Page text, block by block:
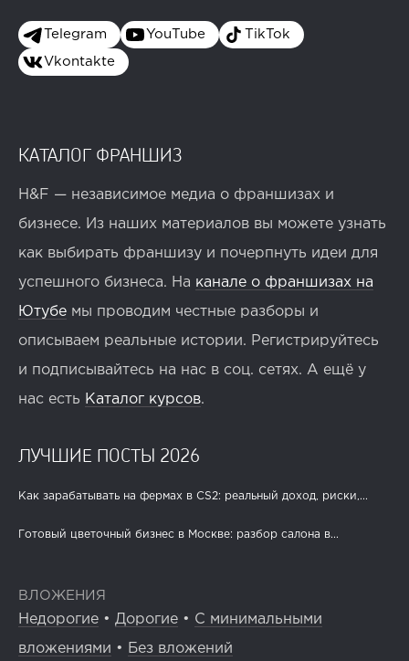
Telegram YouTube TikTok
Vkontakte
КАТАЛОГ ФРАНШИЗ
H&F — независимое медиа о франшизах и
бизнесе. Из наших материалов вы можете узнать
как выбирать франшизу и почерпнуть идеи для
успешного бизнеса. На канале о франшизах на
Ютубе мы проводим честные разборы и
описываем реальные истории. Регистрируйтесь
и подписывайтесь на нас в соц. сетях. А ещё у
нас есть Каталог курсов.
ЛУЧШИЕ ПОСТЫ 2026
Как зарабатывать на фермах в CS2: реальный доход, риски,...
Готовый цветочный бизнес в Москве: разбор салона в...
ВЛОЖЕНИЯ
Недорогие • Дорогие • С минимальными
вложениями • Без вложений